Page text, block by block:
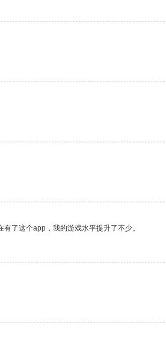
了这个app，我的游戏水平提升了不少。